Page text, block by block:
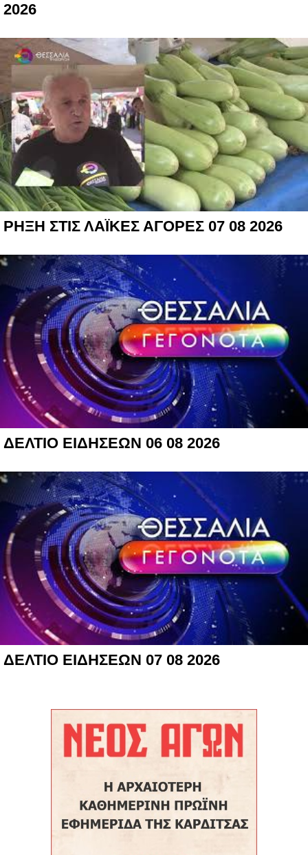
2026
ΡΗΞΗ ΣΤΙΣ ΛΑΪΚΕΣ ΑΓΟΡΕΣ 07 08 2026
ΔΕΛΤΙΟ ΕΙΔΗΣΕΩΝ 06 08 2026
ΔΕΛΤΙΟ ΕΙΔΗΣΕΩΝ 07 08 2026